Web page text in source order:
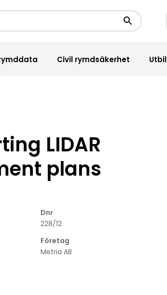
Sökknapp
Civil rymdsäkerhet
LIDAR
plans
Dnr
228/12
Företag
Metria AB